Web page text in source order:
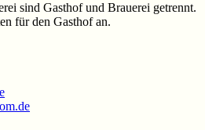
sind Gasthof und Brauerei getrennt.
für den Gasthof an.